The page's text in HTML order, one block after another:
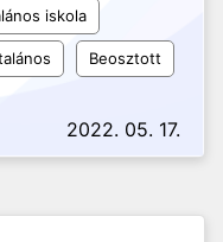
iskola
Beosztott
2022. 05. 17.